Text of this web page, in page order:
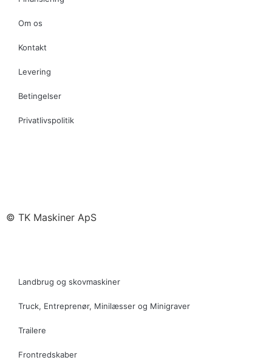
Om os
Kontakt
Levering
Betingelser
Privatlivspolitik
© TK Maskiner ApS
Landbrug og skovmaskiner
Truck, Entreprenør, Minilæsser og Minigraver
Trailere
Frontredskaber